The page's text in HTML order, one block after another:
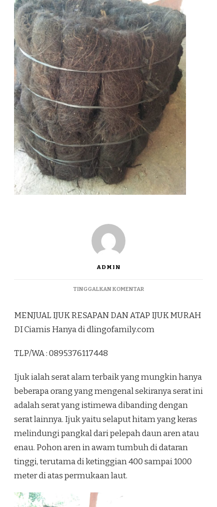
ADMIN
TINGGALKAN KOMENTARPADA
RESAPAN
MENJUAL IJUK RESAPAN DAN ATAP IJUK MURAH
DI Ciamis Hanya di dlingofamily.com
TLP/WA : 0895376117448
Ijuk ialah serat alam terbaik yang mungkin hanya
beberapa orang yang mengenal sekiranya serat ini
adalah serat yang istimewa dibanding dengan
serat lainnya. Ijuk yaitu selaput hitam yang keras
melindungi pangkal dari pelepah daun aren atau
enau. Pohon aren in awam tumbuh di dataran
tinggi, terutama di ketinggian 400 sampai 1000
meter di atas permukaan laut.